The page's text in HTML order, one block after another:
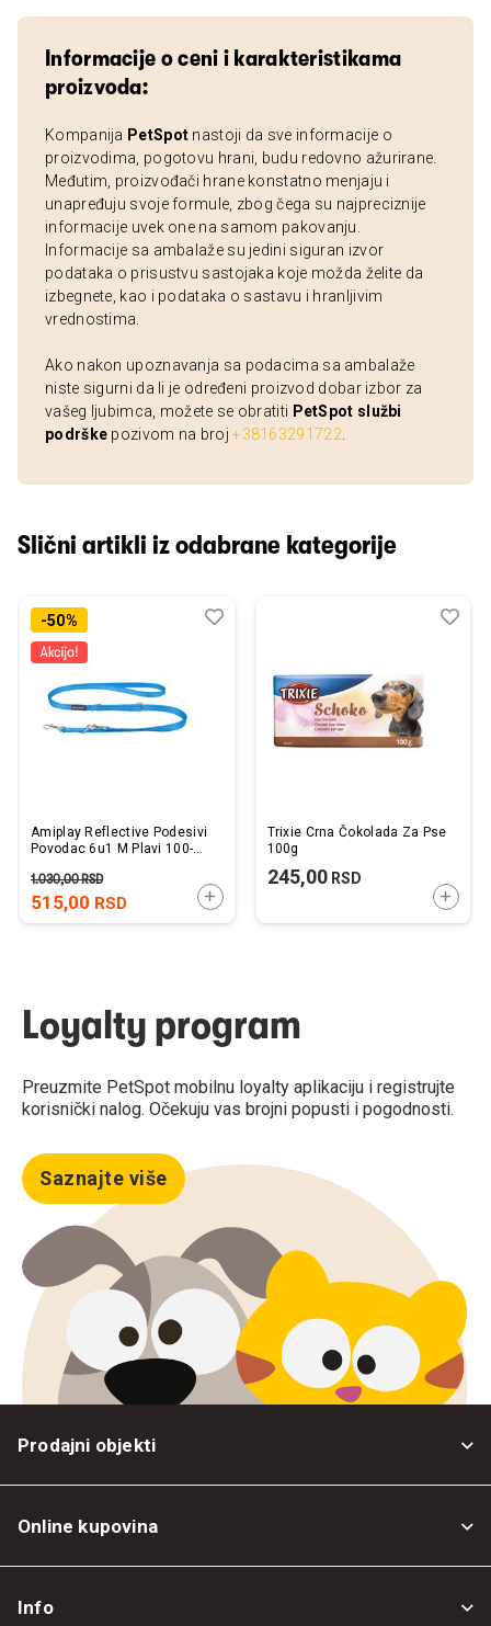
Informacije o ceni i karakteristikama
proizvoda:
Kompanija PetSpot nastoji da sve informacije o
proizvodima, pogotovu hrani, budu redovno ažurirane.
Međutim, proizvođači hrane konstatno menjaju i
unapređuju svoje formule, zbog čega su najpreciznije
informacije uvek one na samom pakovanju.
Informacije sa ambalaže su jedini siguran izvor
podataka o prisustvu sastojaka koje možda želite da
izbegnete, kao i podataka o sastavu i hranljivim
vrednostima.
Ako nakon upoznavanja sa podacima sa ambalaže
niste sigurni da li je određeni proizvod dobar izbor za
vašeg ljubimca, možete se obratiti PetSpot službi
podrške pozivom na broj+38163291722
Slični artikli iz odabrane kategorije
-50%
Amiplay Reflective Podesivi
Povodac 6u1 M Plavi 100-
515,00 RSD
1.030,00RSD
DODAJTE U KORPU
Dodaj
Uporedi
Trixie Crna Čokolada Za Pse
100g
245,00RSD
Loyalty program
Preuzmite PetSpot mobilnu loyalty aplikaciju i registrujte
korisnički nalog. Očekuju vas brojni popusti i pogodnosti.
Saznajte više
Prodajni objekti
Online kupovina
Info